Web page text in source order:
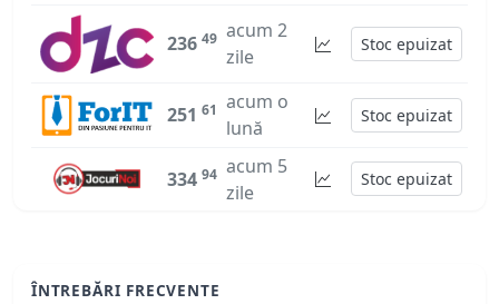
236 49 acum 2
zile
Stoc epuizat
251 61 acum o
lună
Stoc epuizat
334 94 acum 5
zile
Stoc epuizat
ÎNTREBĂRI FRECVENTE